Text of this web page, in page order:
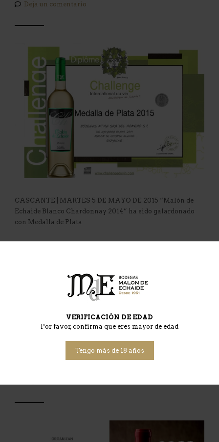
VERIFICACIÓN DE EDAD
Por favor, confirma que eres mayor de edad
Tengo más de 18 años
Deja un comentario
CASCANTE | MARTES 5 DE MAYO DE 2015 “Malón de
Echaide Blanco Chardonnay 2014” ha sido galardonado
con Medalla de Plata
Una selección de los vinos
«Malón de Echaide» en las catas
solidarias contra el Cancer.